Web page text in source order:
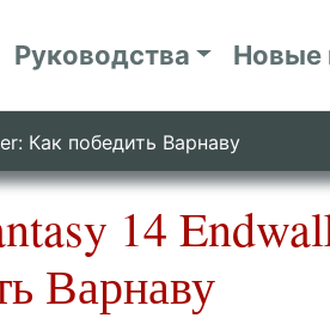
Руководства Новые
Как победить Варнаву
14
Варнаву